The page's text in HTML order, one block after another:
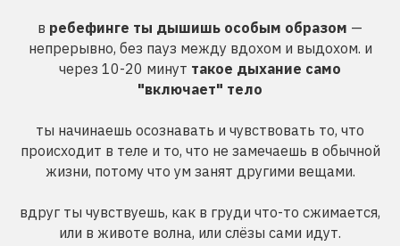
в ребефинге ты дышишь особым образом —
непрерывно, без пауз между вдохом и выдохом. и
через 10-20 минут такое дыхание само
"включает" тело
ты начинаешь осознавать и чувствовать то, что
происходит в теле и то, что не замечаешь в обычной
жизни, потому что ум занят другими вещами.
вдруг ты чувствуешь, как в груди что-то сжимается,
или в животе волна, или слёзы сами идут.